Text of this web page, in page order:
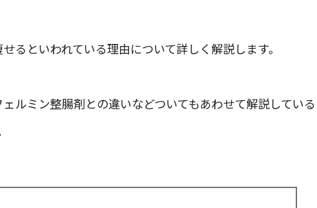
るといわれている理由について詳しく解説します。
ルミン整腸剤との違いなどついてもあわせて解説している